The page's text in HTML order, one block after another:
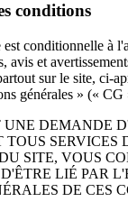
conditions
conditionnelle à
avis et
sur le site, ci-
générales » (« CG
DEMANDE
SERVICES
SITE, VOUS
LIÉ PAR
DE CES